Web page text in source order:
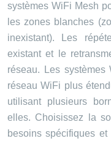
systèmes WiFi Mesh
les zones blanches
inexistant). Les
existant et le
réseau. Les
réseau WiFi plus
utilisant plusieurs
elles. Choisissez la
besoins spécifiques